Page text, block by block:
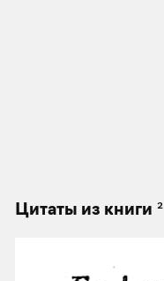
Цитаты из книги 2